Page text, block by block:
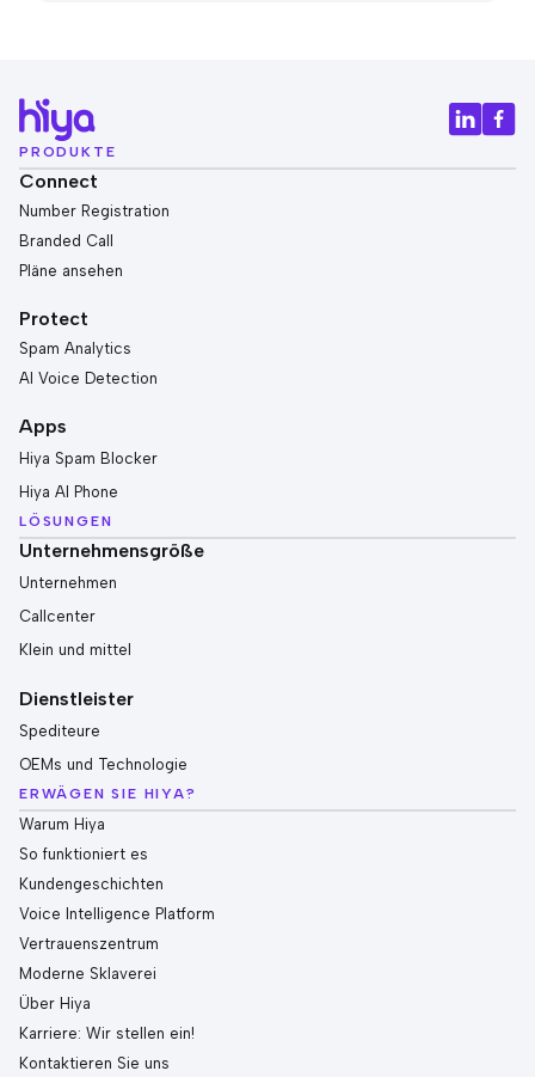
PRODUKTE
Connect
Number Registration
Branded Call
Pläne ansehen
Protect
Spam Analytics
AI Voice Detection
Apps
Hiya Spam Blocker
Hiya AI Phone
LÖSUNGEN
Unternehmensgröße
Unternehmen
Callcenter
Klein und mittel
Dienstleister
Spediteure
OEMs und Technologie
ERWÄGEN SIE HIYA?
Warum Hiya
So funktioniert es
Kundengeschichten
Voice Intelligence Platform
Vertrauenszentrum
Moderne Sklaverei
Über Hiya
Karriere: Wir stellen ein!
Kontaktieren Sie uns